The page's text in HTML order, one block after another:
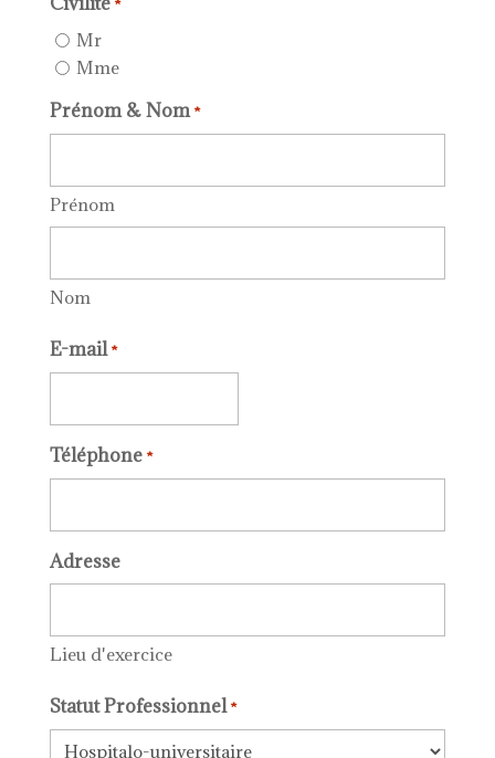
Mr
Mme
Prénom & Nom *
Prénom
Nom
E-mail *
Téléphone *
Adresse
Lieu d'exercice
Statut Professionnel *